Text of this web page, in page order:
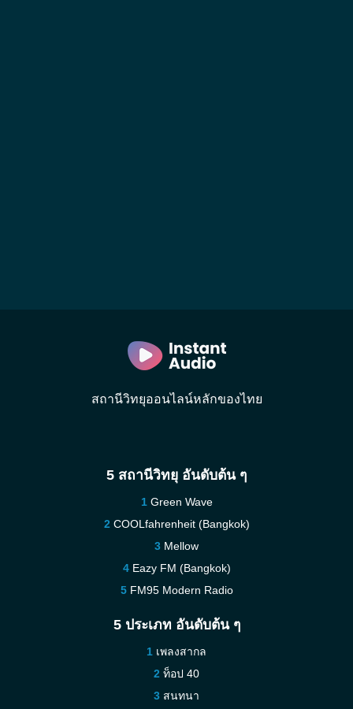
สถานีวิทยุออนไลน์หลักของไทย
5 สถานีวิทยุ อันดับต้น ๆ
Green Wave
COOLfahrenheit (Bangkok)
Mellow
Eazy FM (Bangkok)
FM95 Modern Radio
5 ประเภท อันดับต้น ๆ
เพลงสากล
ท็อป 40
สนทนา